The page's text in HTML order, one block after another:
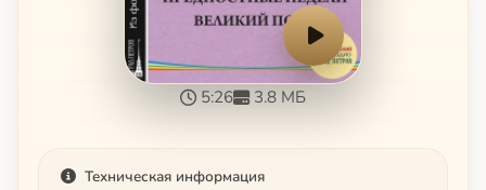
5:26 3.8 МБ
Техническая информация